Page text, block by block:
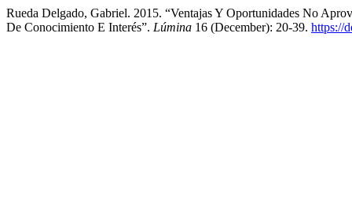
Rueda Delgado, Gabriel. 2015. “Ventajas Y Oportunidades No
De Conocimiento E Interés”. Lúmina 16 (December): 20-39. https://